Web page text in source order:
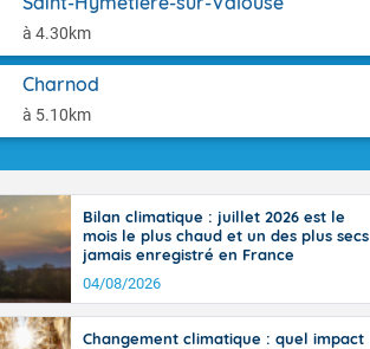
à 4.30km
Charnod
à 5.10km
le Poitou-
8 à 13
26 sur le
le sud-
Bilan climatique : juillet 2026 est le
mois le plus chaud et un des plus secs
jamais enregistré en France
04/08/2026
Changement climatique : quel impact